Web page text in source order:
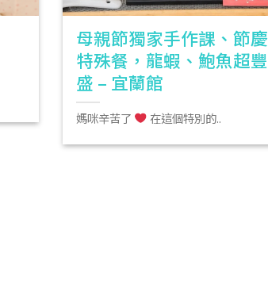
母親節獨家手作課、節慶
特殊餐，龍蝦、鮑魚超豐
盛 – 宜蘭館
媽咪辛苦了 在這個特別的..